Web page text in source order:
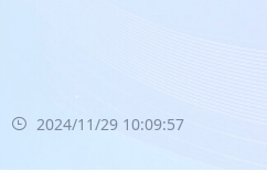
2024/11/29 10:09:57